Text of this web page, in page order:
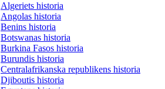
Algeriets historia
Angolas historia
Benins historia
Botswanas historia
Burkina Fasos historia
Burundis historia
Centralafrikanska republikens historia
Djiboutis historia